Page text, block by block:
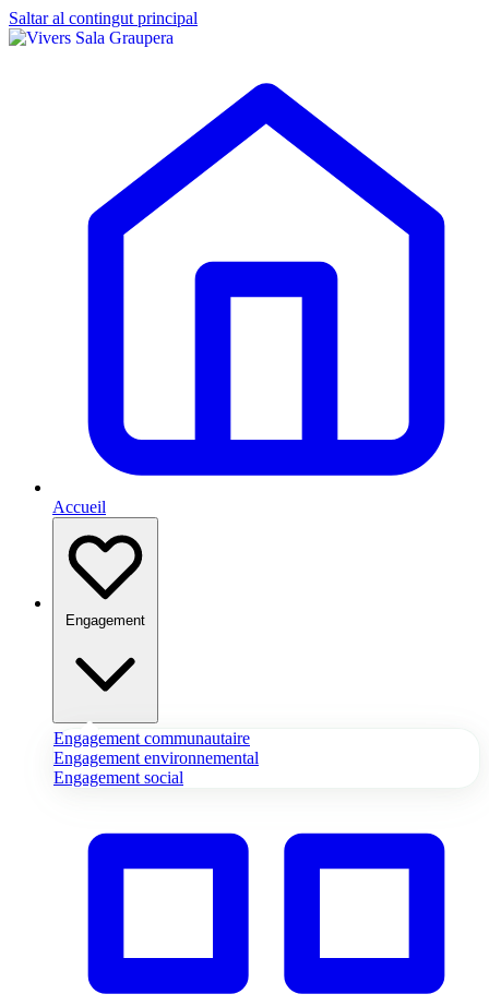
Saltar al contingut principal
Accueil
Engagement
Engagement communautaire
Engagement environnemental
Engagement social